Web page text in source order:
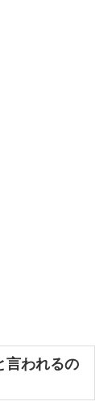
言われるの